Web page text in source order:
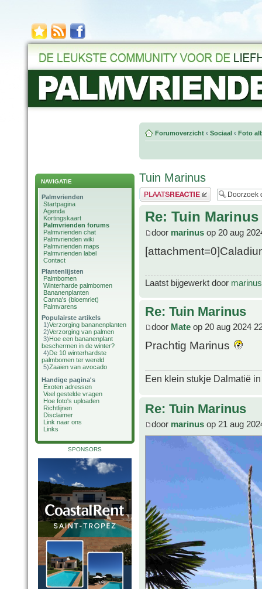
NAVIGATIE
Palmvrienden
Startpagina
Agenda
Kortingskaart
Palmvrienden forums
Palmvrienden chat
Palmvrienden wiki
Palmvrienden maps
Palmvrienden label
Contact
Plantenlijsten
Palmbomen
Winterharde palmbomen
Bananenplanten
Canna's (bloemriet)
Palmvarens
Populairste artikels
1)Verzorging bananenplanten
2)Verzorging van palmen
3)Hoe een bananenplant
beschermen in de winter?
4)De 10 winterhardste
palmbomen ter wereld
5)Zaaien van avocado
Handige pagina's
Exoten adressen
Veel gestelde vragen
Hoe foto's uploaden
Richtlijnen
Disclaimer
Link naar ons
Links
SPONSORS
Forumoverzicht ‹ Sociaal ‹ Foto
Tuin Marinus
Plaats een reactie
Re: Tuin Marinus
door marinus op 20 aug
Laatst bijgewerkt door marinus
Re: Tuin Marinus
door Mate op 20 aug 2024
Prachtig Marinus
Een klein stukje Dalmatië
Re: Tuin Marinus
door marinus op 21 aug